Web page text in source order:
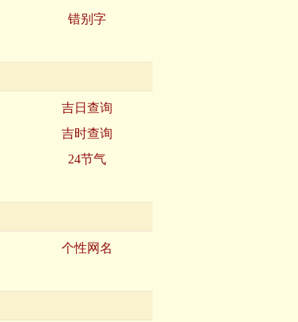
错别字
吉日查询
吉时查询
24节气
个性网名